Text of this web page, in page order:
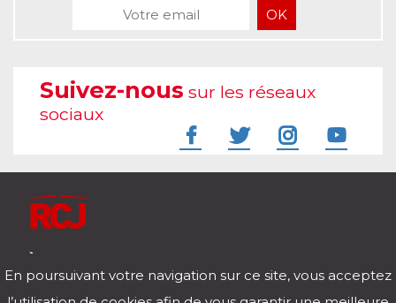
Suivez-nous sur les réseaux
sociaux
Télécharger notre application pour iOs et Android
En poursuivant votre navigation sur ce site, vous acceptez